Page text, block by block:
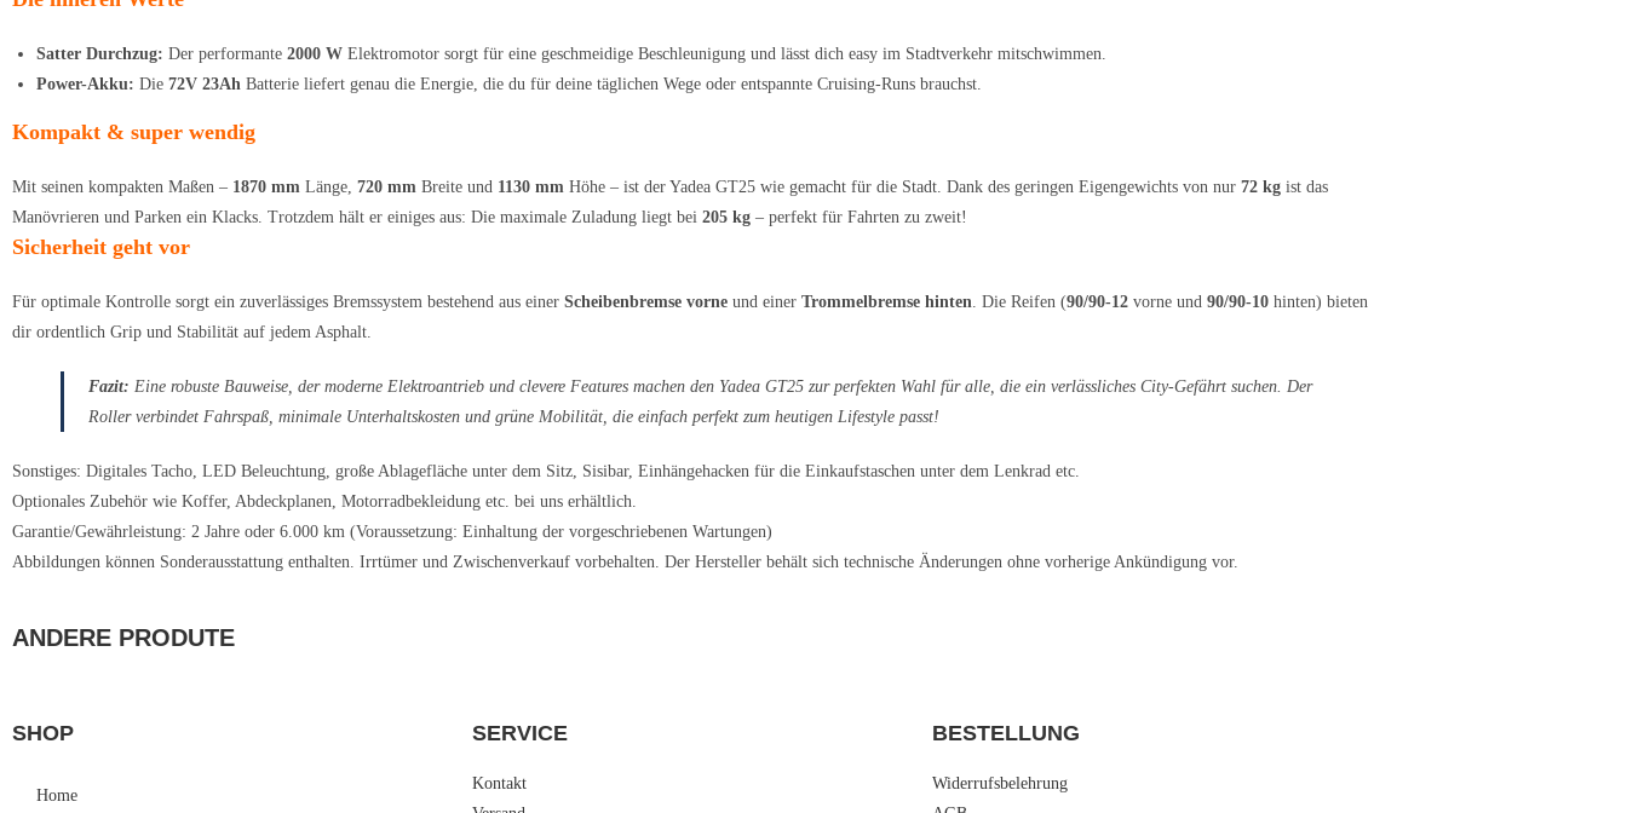
Satter Durchzug: Der performante 2000 W Elektromotor sorgt für eine geschmeidige Beschleunigung und lässt dich easy im Stadtverkehr mitschwimmen.
Power-Akku: Die 72V 23Ah Batterie liefert genau die Energie, die du für deine täglichen Wege oder entspannte Cruising-Runs brauchst.
Kompakt & super wendig
Mit seinen kompakten Maßen – 1870 mm Länge, 720 mm Breite und 1130 mm Höhe – ist der Yadea GT25 wie gemacht für die Stadt. Dank des geringen Eigengewichts von nur 72 kg ist das
Manövrieren und Parken ein Klacks. Trotzdem hält er einiges aus: Die maximale Zuladung liegt bei 205 kg – perfekt für Fahrten zu zweit!
Sicherheit geht vor
Für optimale Kontrolle sorgt ein zuverlässiges Bremssystem bestehend aus einer Scheibenbremse vorne und einer Trommelbremse hinten . Die Reifen (90/90-12 vorne und 90/90-10 hinten) bieten
dir ordentlich Grip und Stabilität auf jedem Asphalt.
Fazit: Eine robuste Bauweise, der moderne Elektroantrieb und clevere Features machen den Yadea GT25 zur perfekten Wahl für alle, die ein verlässliches City-Gefährt suchen. Der
Roller verbindet Fahrspaß, minimale Unterhaltskosten und grüne Mobilität, die einfach perfekt zum heutigen Lifestyle passt!
Sonstiges: Digitales Tacho, LED Beleuchtung, große Ablagefläche unter dem Sitz, Sisibar, Einhängehacken für die Einkaufstaschen unter dem Lenkrad etc.
Optionales Zubehör wie Koffer, Abdeckplanen, Motorradbekleidung etc. bei uns erhältlich.
Garantie/Gewährleistung: 2 Jahre oder 6.000 km (Voraussetzung: Einhaltung der vorgeschriebenen Wartungen)
Abbildungen können Sonderausstattung enthalten. Irrtümer und Zwischenverkauf vorbehalten. Der Hersteller behält sich technische Änderungen ohne vorherige Ankündigung vor.
ANDERE PRODUTE
SHOP
Home
SERVICE
Kontakt
BESTELLUNG
Widerrufsbelehrung